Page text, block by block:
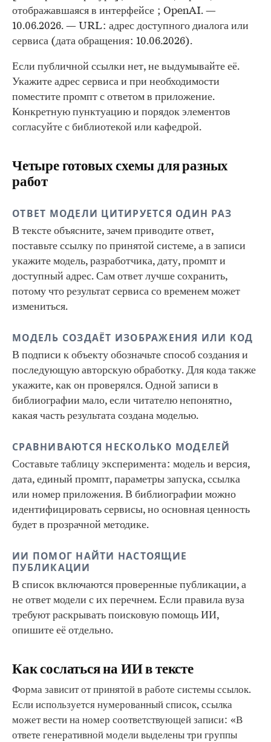
отображавшаяся в интерфейсе ; OpenAI. —
10.06.2026. — URL: адрес доступного диалога или
сервиса (дата обращения: 10.06.2026).
Если публичной ссылки нет, не выдумывайте её.
Укажите адрес сервиса и при необходимости
поместите промпт с ответом в приложение.
Конкретную пунктуацию и порядок элементов
согласуйте с библиотекой или кафедрой.
Четыре готовых схемы для разных
работ
ОТВЕТ МОДЕЛИ ЦИТИРУЕТСЯ ОДИН РАЗ
В тексте объясните, зачем приводите ответ,
поставьте ссылку по принятой системе, а в записи
укажите модель, разработчика, дату, промпт и
доступный адрес. Сам ответ лучше сохранить,
потому что результат сервиса со временем может
измениться.
МОДЕЛЬ СОЗДАЁТ ИЗОБРАЖЕНИЯ ИЛИ КОД
В подписи к объекту обозначьте способ создания и
последующую авторскую обработку. Для кода также
укажите, как он проверялся. Одной записи в
библиографии мало, если читателю непонятно,
какая часть результата создана моделью.
СРАВНИВАЮТСЯ НЕСКОЛЬКО МОДЕЛЕЙ
Составьте таблицу эксперимента: модель и версия,
дата, единый промпт, параметры запуска, ссылка
или номер приложения. В библиографии можно
идентифицировать сервисы, но основная ценность
будет в прозрачной методике.
ИИ ПОМОГ НАЙТИ НАСТОЯЩИЕ
ПУБЛИКАЦИИ
В список включаются проверенные публикации, а
не ответ модели с их перечнем. Если правила вуза
требуют раскрывать поисковую помощь ИИ,
опишите её отдельно.
Как сослаться на ИИ в тексте
Форма зависит от принятой в работе системы ссылок.
Если используется нумерованный список, ссылка
может вести на номер соответствующей записи: «В
ответе генеративной модели выделены три группы